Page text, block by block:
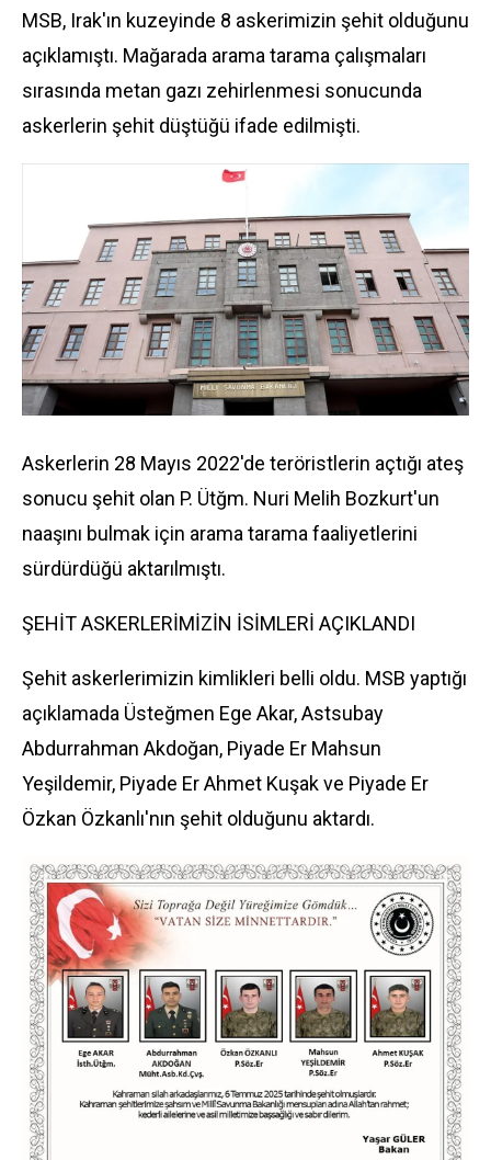
MSB, Irak'ın kuzeyinde 8 askerimizin şehit olduğunu
açıklamıştı. Mağarada arama tarama çalışmaları
sırasında metan gazı zehirlenmesi sonucunda
askerlerin şehit düştüğü ifade edilmişti.
Askerlerin 28 Mayıs 2022'de teröristlerin açtığı ateş
sonucu şehit olan P. Ütğm. Nuri Melih Bozkurt'un
naaşını bulmak için arama tarama faaliyetlerini
sürdürdüğü aktarılmıştı.
ŞEHİT ASKERLERİMİZİN İSİMLERİ AÇIKLANDI
Şehit askerlerimizin kimlikleri belli oldu. MSB yaptığı
açıklamada Üsteğmen Ege Akar, Astsubay
Abdurrahman Akdoğan, Piyade Er Mahsun
Yeşildemir, Piyade Er Ahmet Kuşak ve Piyade Er
Özkan Özkanlı'nın şehit olduğunu aktardı.